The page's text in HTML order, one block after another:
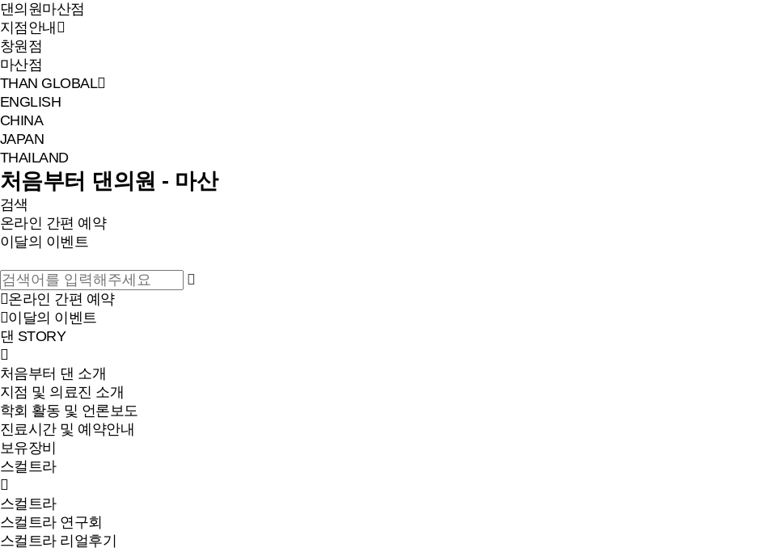
댄의원마산점
지점안내
창원점
마산점
THAN GLOBAL
ENGLISH
CHINA
JAPAN
THAILAND
처음부터 댄의원 - 마산
검색
온라인 간편 예약
이달의 이벤트
온라인 간편 예약
이달의 이벤트
댄 STORY
처음부터 댄 소개
지점 및 의료진 소개
학회 활동 및 언론보도
진료시간 및 예약안내
보유장비
스컬트라
스컬트라
스컬트라 연구회
스컬트라 리얼후기